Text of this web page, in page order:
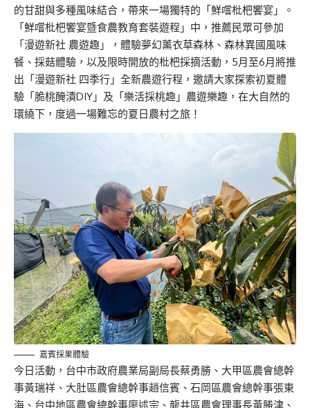
的甘甜與多種風味結合，帶來一場獨特的「鮮嚐枇杷饗宴」。
「鮮嚐枇杷饗宴暨食農教育套裝遊程」中，推薦民眾可參加
「漫遊新社 農遊趣」，體驗夢幻薰衣草森林、森林異國風味
餐、採菇體驗，以及限時開放的枇杷採摘活動，5月至6月將推
出「漫遊新社 四季行」全新農遊行程，邀請大家探索初夏體
驗「脆桃醃漬DIY」及「樂活採桃趣」農遊樂趣，在大自然的
環繞下，度過一場難忘的夏日農村之旅！
嘉賓採果體驗
今日活動，台中市政府農業局副局長蔡勇勝、大甲區農會總幹
事黃瑞祥、大肚區農會總幹事趙信賓、石岡區農會總幹事張東
海、台中地區農會總幹事廖述宗、龍井區農會理事長黃勝津、